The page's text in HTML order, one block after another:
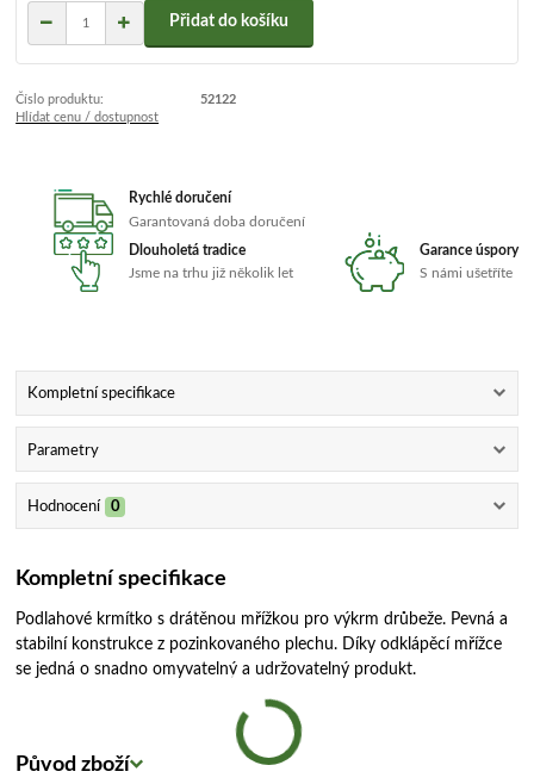
Přidat do košíku
Číslo produktu:
52122
Hlídat cenu / dostupnost
Rychlé doručení
Garantovaná doba doručení
Dlouholetá tradice
Jsme na trhu již několik let
Garance úspory
S námi ušetříte
Kompletní specifikace
Parametry
Hodnocení 0
Kompletní specifikace
Podlahové krmítko s drátěnou mřížkou pro výkrm drůbeže. Pevná a
stabilní konstrukce z pozinkovaného plechu. Díky odklápěcí mřížce
se jedná o snadno omyvatelný a udržovatelný produkt.
Původ zboží